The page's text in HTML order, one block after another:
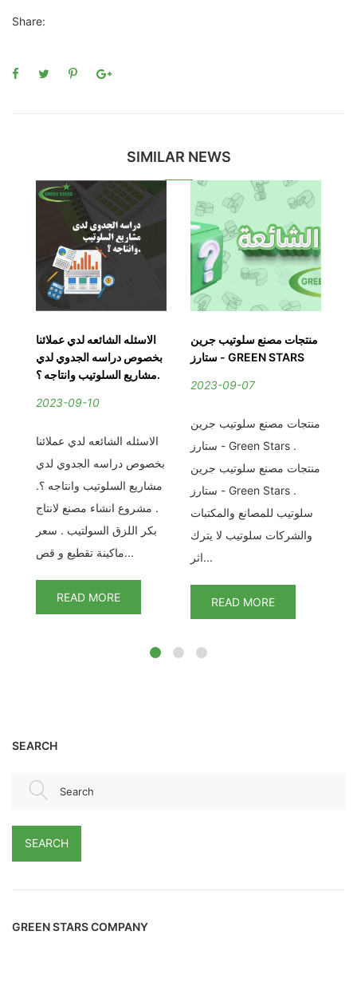
Share:
SIMILAR NEWS
الاسئله الشائعه لدي عملائنا
بخصوص دراسه الجدوي لدي
مشاريع السلوتيب وانتاجه ؟.
2023-09-10
الاسئله الشائعه لدي عملائنا
بخصوص دراسه الجدوي لدي
مشاريع السلوتيب وانتاجه ؟.
. مشروع انشاء مصنع لانتاج
بكر اللزق السولتيب . سعر
ماكينة تقطيع و قص...
READ MORE
منتجات مصنع سلوتيب جرين
ستارز - GREEN STARS
2023-09-07
منتجات مصنع سلوتيب جرين
ستارز - Green Stars .
منتجات مصنع سلوتيب جرين
ستارز - Green Stars .
سلوتيب للمصانع والمكتبات
والشركات سلوتيب لا يترك
اثر...
READ MORE
SEARCH
Search
SEARCH
GREEN STARS COMPANY